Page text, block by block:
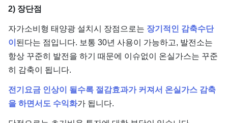
2) 장단점
자가소비형 태양광 설치시 장점으로는 장기적인 감축수단
이 된다는 점입니다. 보통 30년 사용이 가능하고, 발전소는
항상 꾸준히 발전을 하기 때문에 이슈없이 온실가스는 꾸준
히 감축이 됩니다.
전기요금 인상이 될수록 절감효과가 커져서 온실가스 감축
을 하면서도 수익화가 됩니다.